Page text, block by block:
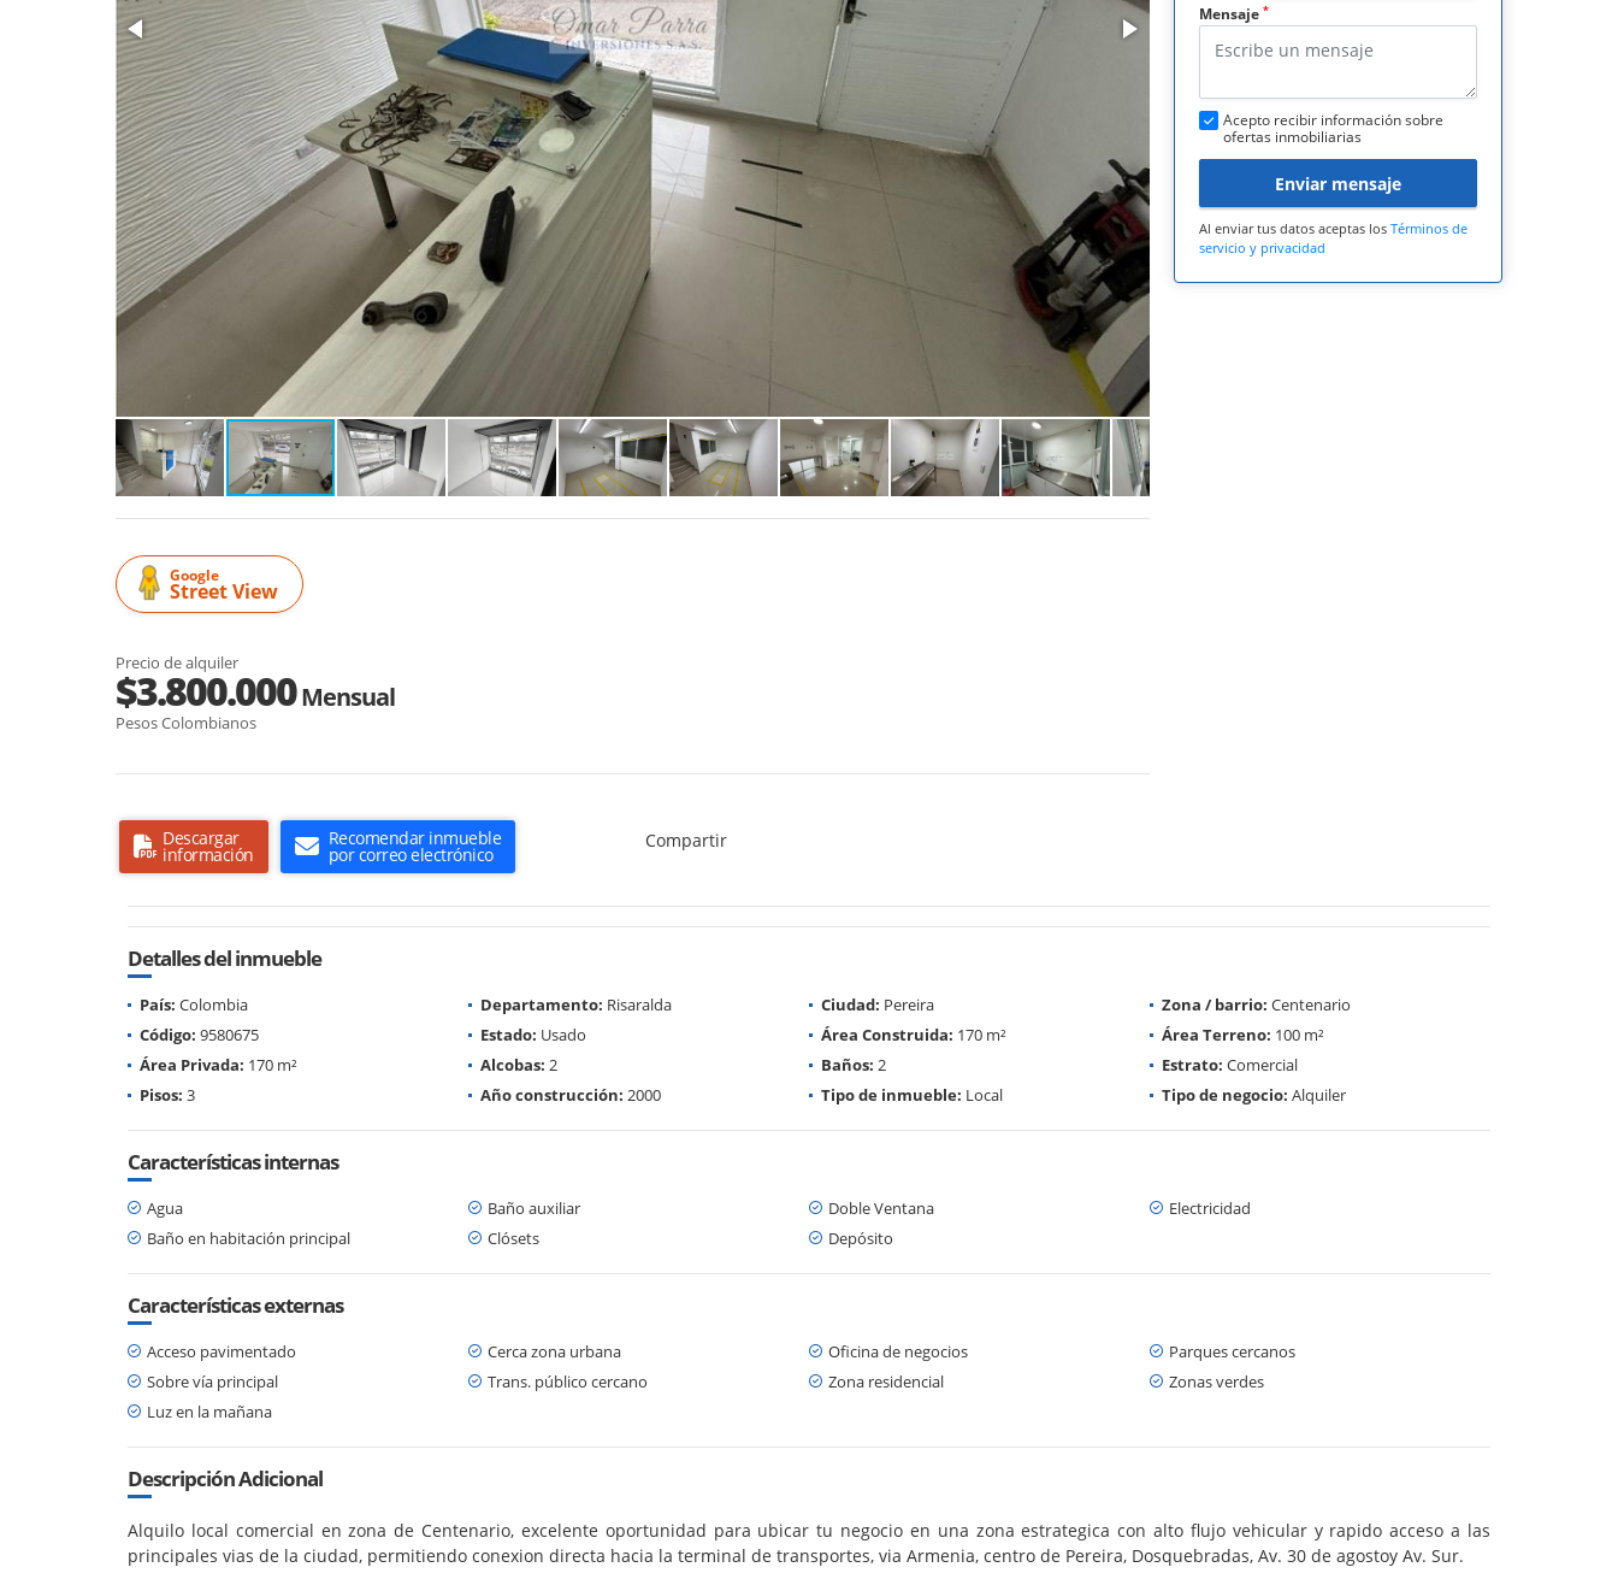
Google
Street View
Precio de alquiler
$3.800.000Mensual
Pesos Colombianos
Descargar
información
Recomendar inmueble
por correo electrónico
Compartir
Mensaje *
Acepto recibir información sobre
ofertas inmobiliarias
Enviar mensaje
Al enviar tus datos aceptas los Términos de
servicio y privacidad
Detalles del inmueble
País: Colombia Departamento: Risaralda Ciudad: Pereira Zona / barrio: Centenario
Código: 9580675 Estado: Usado Área Construida: 170 m² Área Terreno: 100 m²
Área Privada: 170 m² Alcobas: 2 Baños: 2 Estrato: Comercial
Pisos: 3 Año construcción: 2000 Tipo de inmueble: Local Tipo de negocio: Alquiler
Características internas
Agua Baño auxiliar Doble Ventana
Electricidad
Baño en habitación principal
Clósets Depósito
Características externas
Acceso pavimentado Cerca zona urbana Oficina de negocios
Parques cercanos
Sobre vía principal
Trans. público cercano Zona residencial
Zonas verdes
Luz en la mañana
Descripción Adicional
Alquilo local comercial en zona de Centenario, excelente oportunidad para ubicar tu negocio en una zona estrategica con alto flujo vehicular y rapido acceso a las
principales vias de la ciudad, permitiendo conexion directa hacia la terminal de transportes, via Armenia, centro de Pereira, Dosquebradas, Av. 30 de agostoy Av. Sur.